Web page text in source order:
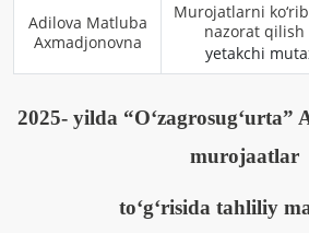
Adilova Matluba
Axmadjonovna
Murojatlarni
nazorat qilish
yetakchi
2025- yilda “O‘zagrosug‘urta”
murojaatlar
to‘g‘risida tahliliy